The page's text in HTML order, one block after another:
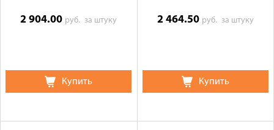
2 904.00 руб.за штуку
Купить
2 464.50 руб. за штуку
Купить